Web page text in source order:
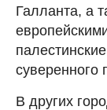
Галланта, а
суверенного
В других